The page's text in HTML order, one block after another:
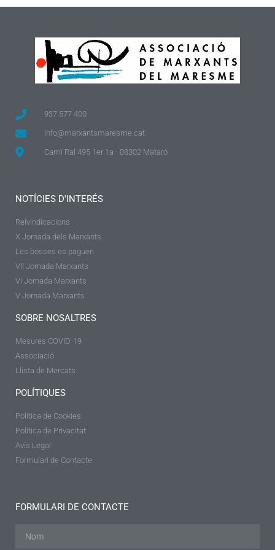
937 577 400
info@marxantsmaresme.cat
Camí Ral 495 1er 1a - 08302 Mataró
NOTÍCIES D'INTERÉS
Reivindicacions
X Jornada dels Marxants
Les bosses es paguen
VII Jornada Marxants
VI Jornada Marxants
V Jornada Marxants
SOBRE NOSALTRES
Mesures COVID-19
Associació
Llista de Mercats
POLÍTIQUES
Política de Cookies
Política de Privacitat
Avís Legal
Formulari de Contacte
FORMULARI DE CONTACTE